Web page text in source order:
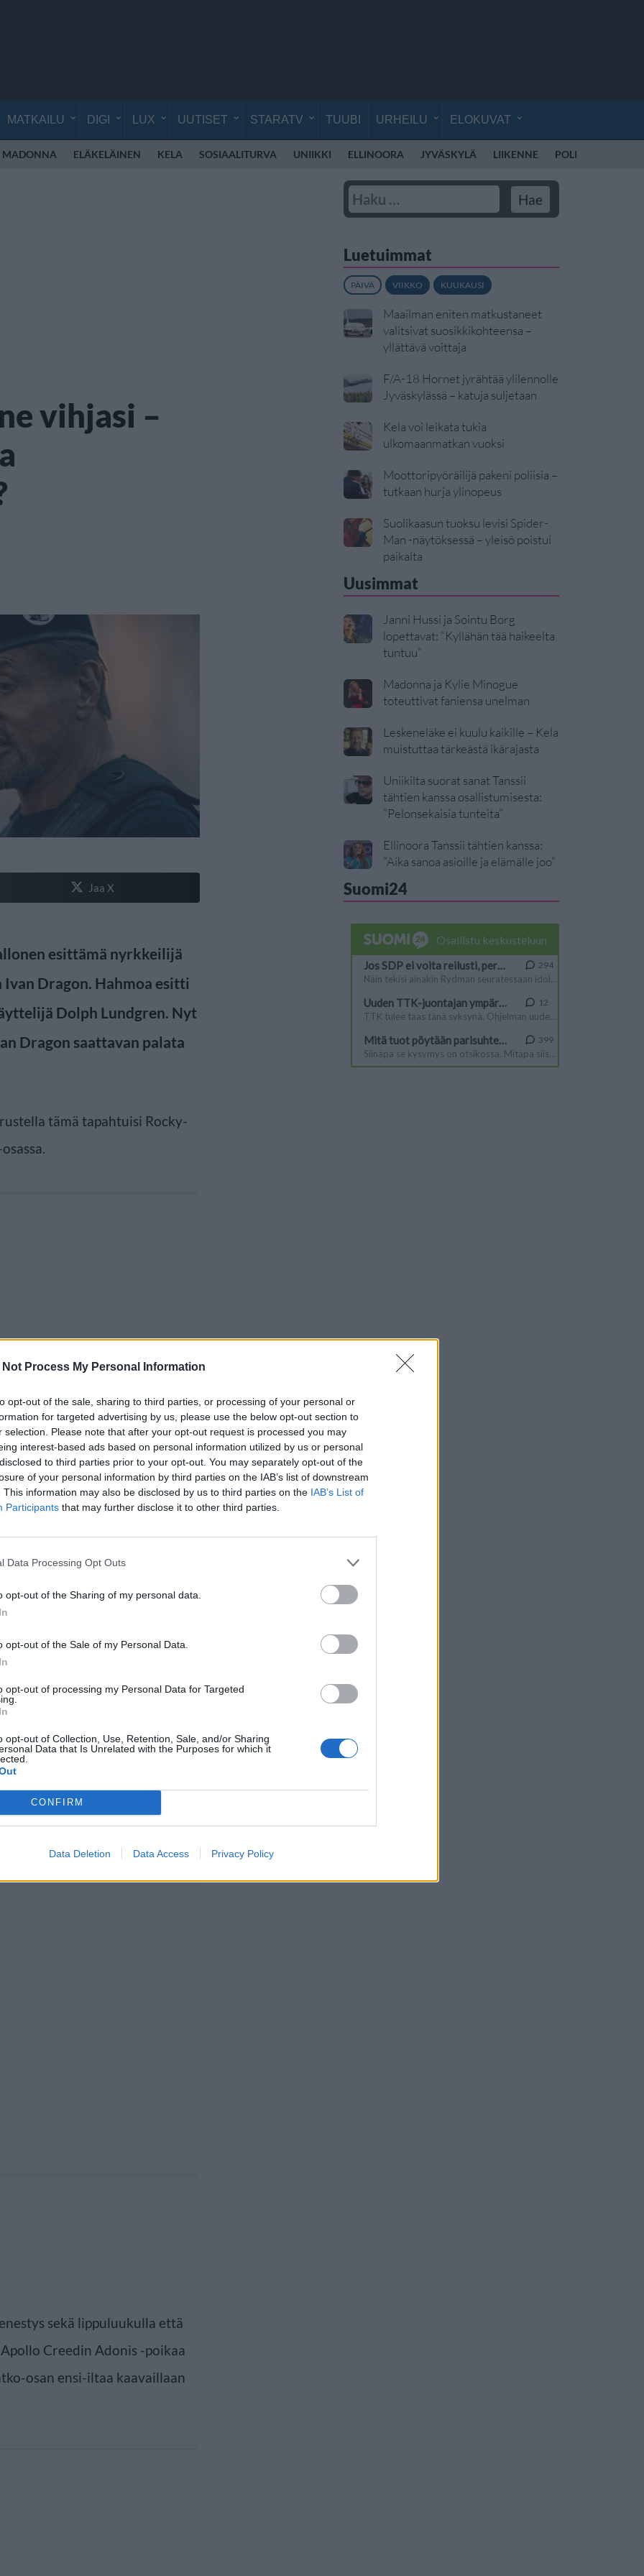
Not Process My Personal Information
opt-out of the sale, sharing to third parties, or processing of your personal or
for targeted advertising by us, please use the below opt-out section to
selection. Please note that after your opt-out request is processed you may
interest-based ads based on personal information utilized by us or personal
to third parties prior to your opt-out. You may separately opt-out of the
of your personal information by third parties on the IAB’s list of downstream
This information may also be disclosed by us to third parties on the IAB’s List of
Participants that may further disclose it to other third parties.
Data Processing Opt Outs
opt-out of the Sharing of my personal data.
opt-out of the Sale of my Personal Data.
opt-out of processing my Personal Data for Targeted
opt-out of Collection, Use, Retention, Sale, and/or Sharing
Data that Is Unrelated with the Purposes for which it
CONFIRM
Data Deletion Data Access Privacy Policy
MATKAILU DIGI LUX UUTISET STARATV TUUBI URHEILU ELOKUVAT
MADONNA ELÄKELÄINEN KELA SOSIAALITURVA UNIIKKI ELLINOORA JYVÄSKYLÄ LIIKENNE POLIISI SUOMI
vihjasi –
Jaa X
esittämä nyrkkeilijä
Dragon. Hahmoa esitti
Dolph Lundgren. Nyt
Dragon saattavan palata
tämä tapahtuisi Rocky-
Historia tulee aina
olla valmiina!, Stallone
vastustajan, Apollo Creedin
puolestaan henkensä
Olisi siis varsin loogista, että
tulevassa elokuvassa.
sekä lippuluukulla että
Creedin Adonis -poikaa
osan ensi-iltaa kaavaillaan
Luetuimmat
PÄIVÄ VIIKKO KUUKAUSI
Maailman eniten matkustaneet
valitsivat suosikkikohteensa –
yllättävä voittaja
F/A-18 Hornet jyrähtää ylilennolle
Jyväskylässä – katuja suljetaan
Kela voi leikata tukia
ulkomaanmatkan vuoksi
Moottoripyöräilijä pakeni poliisia –
tutkaan hurja ylinopeus
Suolikaasun tuoksu levisi Spider-
Man -näytöksessä – yleisö poistui
paikalta
Uusimmat
Janni Hussi ja Sointu Borg
lopettavat: ”Kyllähän tää haikeelta
tuntuu”
Madonna ja Kylie Minogue
toteuttivat faniensa unelman
Leskeneläke ei kuulu kaikille – Kela
muistuttaa tärkeästä ikärajasta
Uniikilta suorat sanat Tanssii
tähtien kanssa osallistumisesta:
”Pelonsekaisia tunteita”
Ellinoora Tanssii tähtien kanssa:
”Aika sanoa asioille ja elämälle joo”
Suomi24